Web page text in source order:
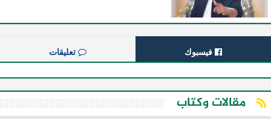
فيسبوك تعليقات
مقالات وكتاب